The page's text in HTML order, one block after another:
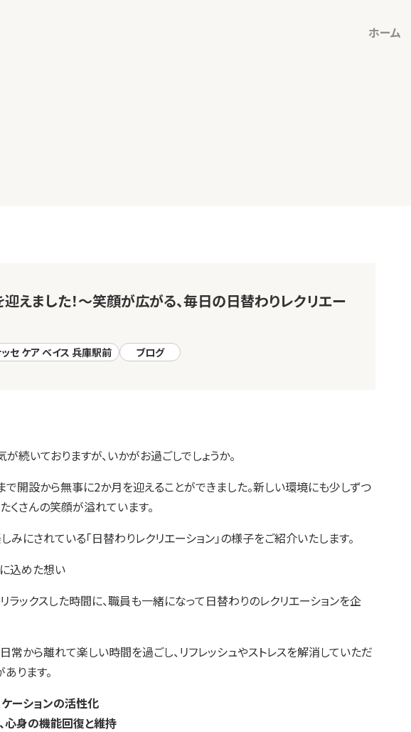
ホーム
えました！～笑顔が広がる、毎日の日替わりレクリエー
セ ケア ベイス 兵庫駅前 ブログ
続いておりますが、いかがお過ごしでしょうか。
で開設から無事に2か月を迎えることができました。新しい環境にも少しずつ
くさんの笑顔が溢れています。
にされている「日替わりレクリエーション」の様子をご紹介いたします。
込めた想い
ラックスした時間に、職員も一緒になって日替わりのレクリエーションを企
常から離れて楽しい時間を過ごし、リフレッシュやストレスを解消していただ
ります。
ーションの活性化
心身の機能回復と維持